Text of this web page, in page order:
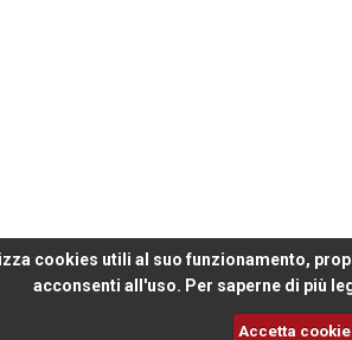
cookies utili al suo funzionamento,
acconsenti all'uso. Per saperne di più
Accetta